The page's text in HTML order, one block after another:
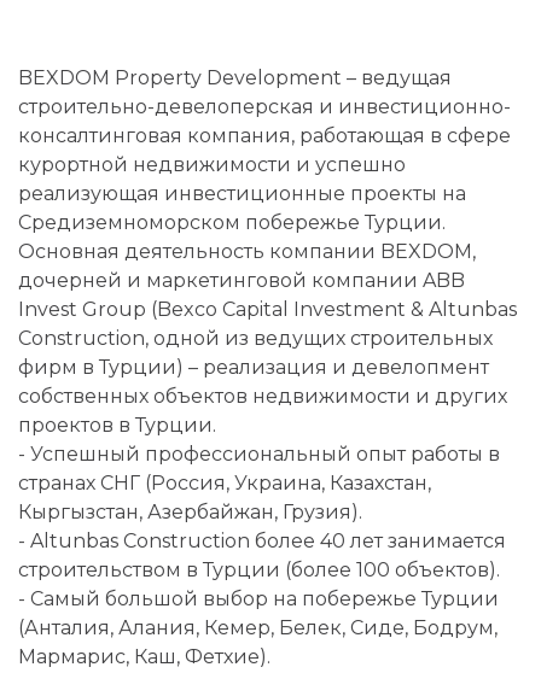
BEXDOM Property Development – ведущая
строительно-девелоперская и инвестиционно-
консалтинговая компания, работающая в сфере
курортной недвижимости и успешно
реализующая инвестиционные проекты на
Средиземноморском побережье Турции.
Основная деятельность компании BEXDOM,
дочерней и маркетинговой компании ABB
Invest Group (Bexco Capital Investment & Altunbas
Construction, одной из ведущих строительных
фирм в Турции) – реализация и девелопмент
собственных объектов недвижимости и других
проектов в Турции.
- Успешный профессиональный опыт работы в
странах СНГ (Россия, Украина, Казахстан,
Кыргызстан, Азербайжан, Грузия).
- Altunbas Construction более 40 лет занимается
строительством в Турции (более 100 объектов).
- Самый большой выбор на побережье Турции
(Анталия, Алания, Кемер, Белек, Сиде, Бодрум,
Мармарис, Каш, Фетхие).